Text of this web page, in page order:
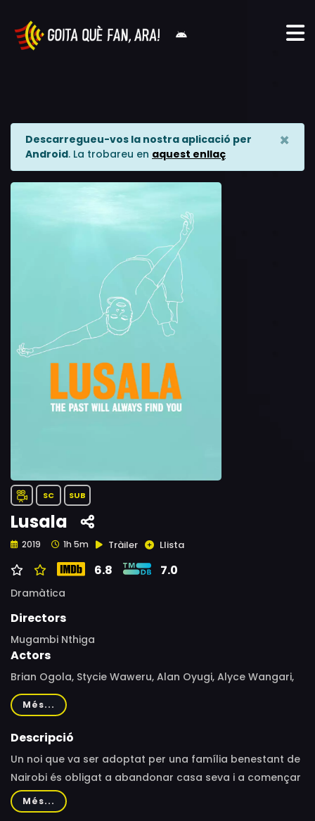
Descarregueu-vos la nostra aplicació per
Android. La trobareu en aquest enllaç
×
SC SUB
Lusala
2019 1h 5m Tràiler Llista
6.8 7.0
Dramàtica
Directors
Mugambi Nthiga
Actors
Brian Ogola, Stycie Waweru, Alan Oyugi, Alyce Wangari,
Mkamzee Chao Mwatela, Gitura Kamau, Abu Majid,
Shawn Karuga Igamba, Melvin Alusa, Peter Kawa, Charlie
Karumi, Papi Odeq, Zara Waiyego Macharia, Edijoe
Més...
Descripció
Un noi que va ser adoptat per una família benestant de
Nairobi és obligat a abandonar casa seva i a començar
una nova vida exercint com a mecànic. En un principi es
mostra molt motivat, fins que ha d’afrontar els dimonis
Més...